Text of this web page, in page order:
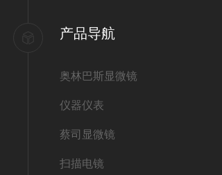
产品导航
奥林巴斯显微镜
仪器仪表
蔡司显微镜
扫描电镜